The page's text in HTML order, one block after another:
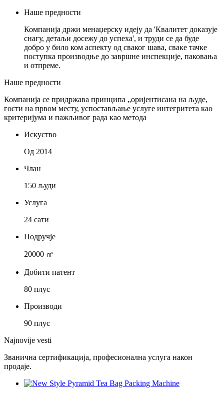
Наше предности
Компанија држи менаџерску идеју да 'Квалитет доказује
снагу, детаљи досежу до успеха', и труди се да буде
добро у било ком аспекту од сваког шава, сваке тачке
поступка производње до завршне инспекције, паковања
и отпреме.
Наше предности
Компанија се придржава принципа „оријентисана на људе,
гости на првом месту, успостављање услуге интегритета као
критеријума и пажљивог рада као метода
Искуство
Од 2014
Члан
150 људи
Услуга
24 сати
Подручје
20000 ㎡
Добити патент
80 плус
Производи
90 плус
Najnovije vesti
Званична сертификација, професионална услуга након
продаје.